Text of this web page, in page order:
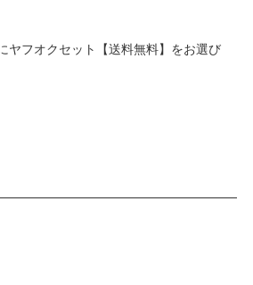
ヤフオクセット【送料無料】をお選び